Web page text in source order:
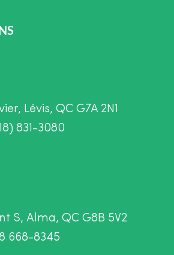
Lévis, QC G7A 2N1
831-3080
S, Alma, QC G8B 5V2
668-8345